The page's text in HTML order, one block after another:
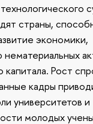
страны,
экономики,
капитала. Рост
кадры
университетов и
молодых